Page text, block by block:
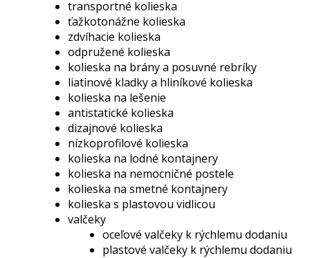
transportné kolieska
ťažkotonážne kolieska
zdvíhacie kolieska
odpružené kolieska
kolieska na brány a posuvné rebríky
liatinové kladky a hliníkové kolieska
kolieska na lešenie
antistatické kolieska
dizajnové kolieska
nízkoprofilové kolieska
kolieska na lodné kontajnery
kolieska na nemocničné postele
kolieska na smetné kontajnery
kolieska s plastovou vidlicou
valčeky
oceľové valčeky k rýchlemu dodaniu
plastové valčeky k rýchlemu dodaniu